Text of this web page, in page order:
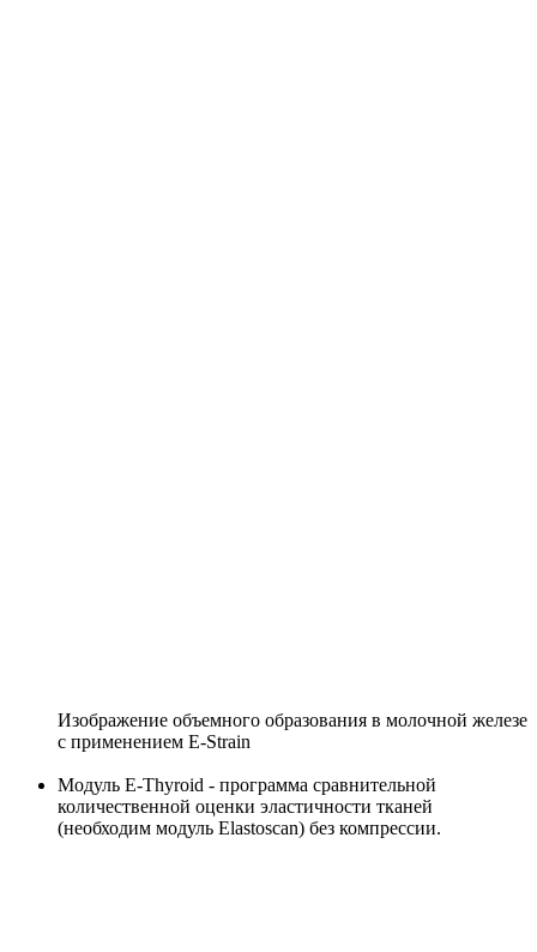
Изображение объемного образования в молочной железе
с применением E-Strain
Модуль E-Thyroid - программа сравнительной
количественной оценки эластичности тканей
(необходим модуль Elastoscan) без компрессии.